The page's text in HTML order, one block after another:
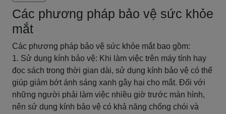
Các phương pháp bảo vệ sức khỏe
mắt
Các phương pháp bảo vệ sức khỏe mắt bao gồm:
1. Sử dụng kính bảo vệ: Khi làm việc trên máy tính hay
đọc sách trong thời gian dài, sử dụng kính bảo vệ có thể
giúp giảm bớt ánh sáng xanh gây hại cho mắt. Đối với
những người phải làm việc nhiều giờ trước màn hình,
nên sử dụng kính bảo vệ có khả năng chống chói và